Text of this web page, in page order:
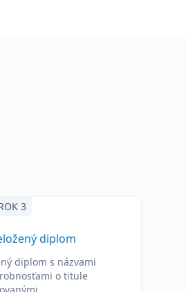
3
diplom
diplom s názvami
o titule